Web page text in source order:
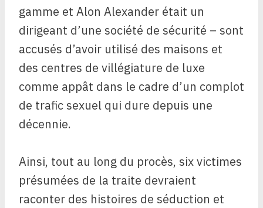
gamme et Alon Alexander était un
dirigeant d’une société de sécurité – sont
accusés d’avoir utilisé des maisons et
des centres de villégiature de luxe
comme appât dans le cadre d’un complot
de trafic sexuel qui dure depuis une
décennie.
Ainsi, tout au long du procès, six victimes
présumées de la traite devraient
raconter des histoires de séduction et